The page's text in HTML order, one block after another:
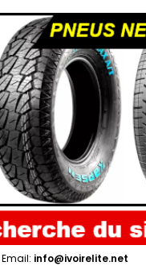
Email: info@ivoirelite.net